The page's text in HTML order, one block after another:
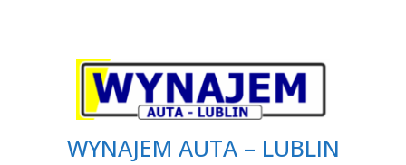
WYNAJEM AUTA – LUBLIN